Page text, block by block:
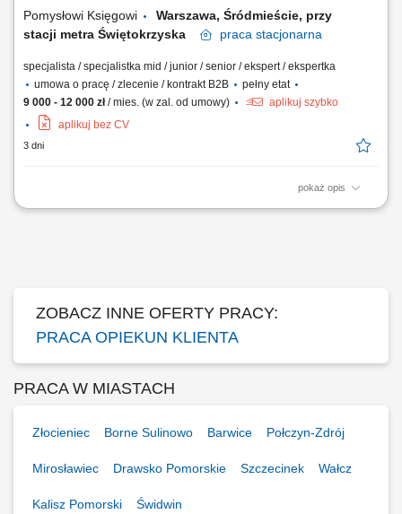
Pomysłowi Księgowi
Warszawa, Śródmieście, przy
stacji metra Świętokrzyska
praca stacjonarna
specjalista / specjalistka mid / junior / senior / ekspert / ekspertka
umowa o pracę / zlecenie / kontrakt B2B
pełny etat
9 000 - 12 000 zł/ mies. (w zal. od umowy)
aplikuj szybko
aplikuj bez CV
3 dni
pokaż opis
Samodzielne prowadzenie komunikacji telefonicznej oraz mailowej z
ZOBACZ INNE OFERTY PRACY:
PRACA OPIEKUN KLIENTA
PRACA W MIASTACH
Złocieniec Borne Sulinowo Barwice Połczyn-Zdrój
Mirosławiec Drawsko Pomorskie Szczecinek Wałcz
Kalisz Pomorski Świdwin